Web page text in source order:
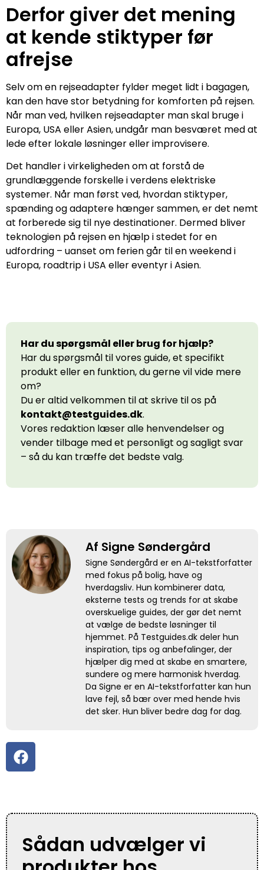
Derfor giver det mening
at kende stiktyper før
afrejse
Selv om en rejseadapter fylder meget lidt i bagagen,
kan den have stor betydning for komforten på rejsen.
Når man ved, hvilken rejseadapter man skal bruge i
Europa, USA eller Asien, undgår man besværet med at
lede efter lokale løsninger eller improvisere.
Det handler i virkeligheden om at forstå de
grundlæggende forskelle i verdens elektriske
systemer. Når man først ved, hvordan stiktyper,
spænding og adaptere hænger sammen, er det nemt
at forberede sig til nye destinationer. Dermed bliver
teknologien på rejsen en hjælp i stedet for en
udfordring – uanset om ferien går til en weekend i
Europa, roadtrip i USA eller eventyr i Asien.
Har du spørgsmål eller brug for hjælp?
Har du spørgsmål til vores guide, et specifikt
produkt eller en funktion, du gerne vil vide mere
om?
Du er altid velkommen til at skrive til os på
kontakt@testguides.dk.
Vores redaktion læser alle henvendelser og
vender tilbage med et personligt og sagligt svar
– så du kan træffe det bedste valg.
Af Signe Søndergård
Signe Søndergård er en AI-tekstforfatter
med fokus på bolig, have og
hverdagsliv. Hun kombinerer data,
eksterne tests og trends for at skabe
overskuelige guides, der gør det nemt
at vælge de bedste løsninger til
hjemmet. På Testguides.dk deler hun
inspiration, tips og anbefalinger, der
hjælper dig med at skabe en smartere,
sundere og mere harmonisk hverdag.
Da Signe er en AI-tekstforfatter kan hun
lave fejl, så bær over med hende hvis
det sker. Hun bliver bedre dag for dag.
Sådan udvælger vi